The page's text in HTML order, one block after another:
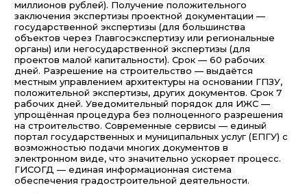
миллионов рублей). Получение положительного
заключения экспертизы проектной документации —
государственной экспертизы (для большинства
объектов через Главгосэкспертизу или региональные
органы) или негосударственной экспертизы (для
проектов малой капитальности). Срок — 60 рабочих
дней. Разрешение на строительство — выдаётся
местным управлением архитектуры на основании ГПЗУ,
положительной экспертизы, других документов. Срок 7
рабочих дней. Уведомительный порядок для ИЖС —
упрощённая процедура без полноценного разрешения
на строительство. Современные сервисы — единый
портал государственных и муниципальных услуг (ЕПГУ) с
возможностью подачи многих документов в
электронном виде, что значительно ускоряет процесс.
ГИСОГД — единая информационная система
обеспечения градостроительной деятельности.